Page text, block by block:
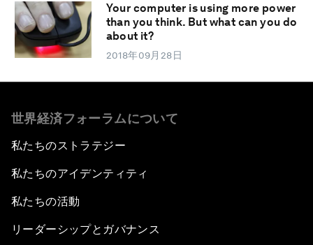
Your computer is using more power
than you think. But what can you do
about it?
2018年09月28日
世界経済フォーラムについて
私たちのストラテジー
私たちのアイデンティティ
私たちの活動
リーダーシップとガバナンス